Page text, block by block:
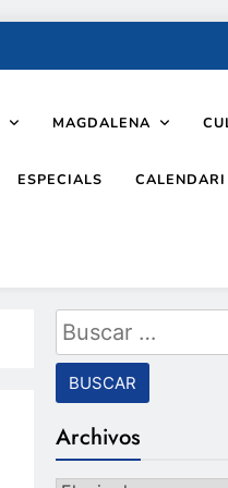
MAGDALENA
ESPECIALS
Buscar:
Archivos